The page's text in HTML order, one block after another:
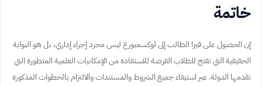
خاتمة
إن الحصول على فيزا الطالب إلى لوكسمبورغ ليس مجرد إجراء إداري، بل هو البوابة
الحقيقية التي تفتح للطلاب الفرصة للاستفادة من الإمكانيات العلمية المتطورة التي
تقدمها الدولة. عبر استيفاء جميع الشروط والمستندات والالتزام بالخطوات المذكورة